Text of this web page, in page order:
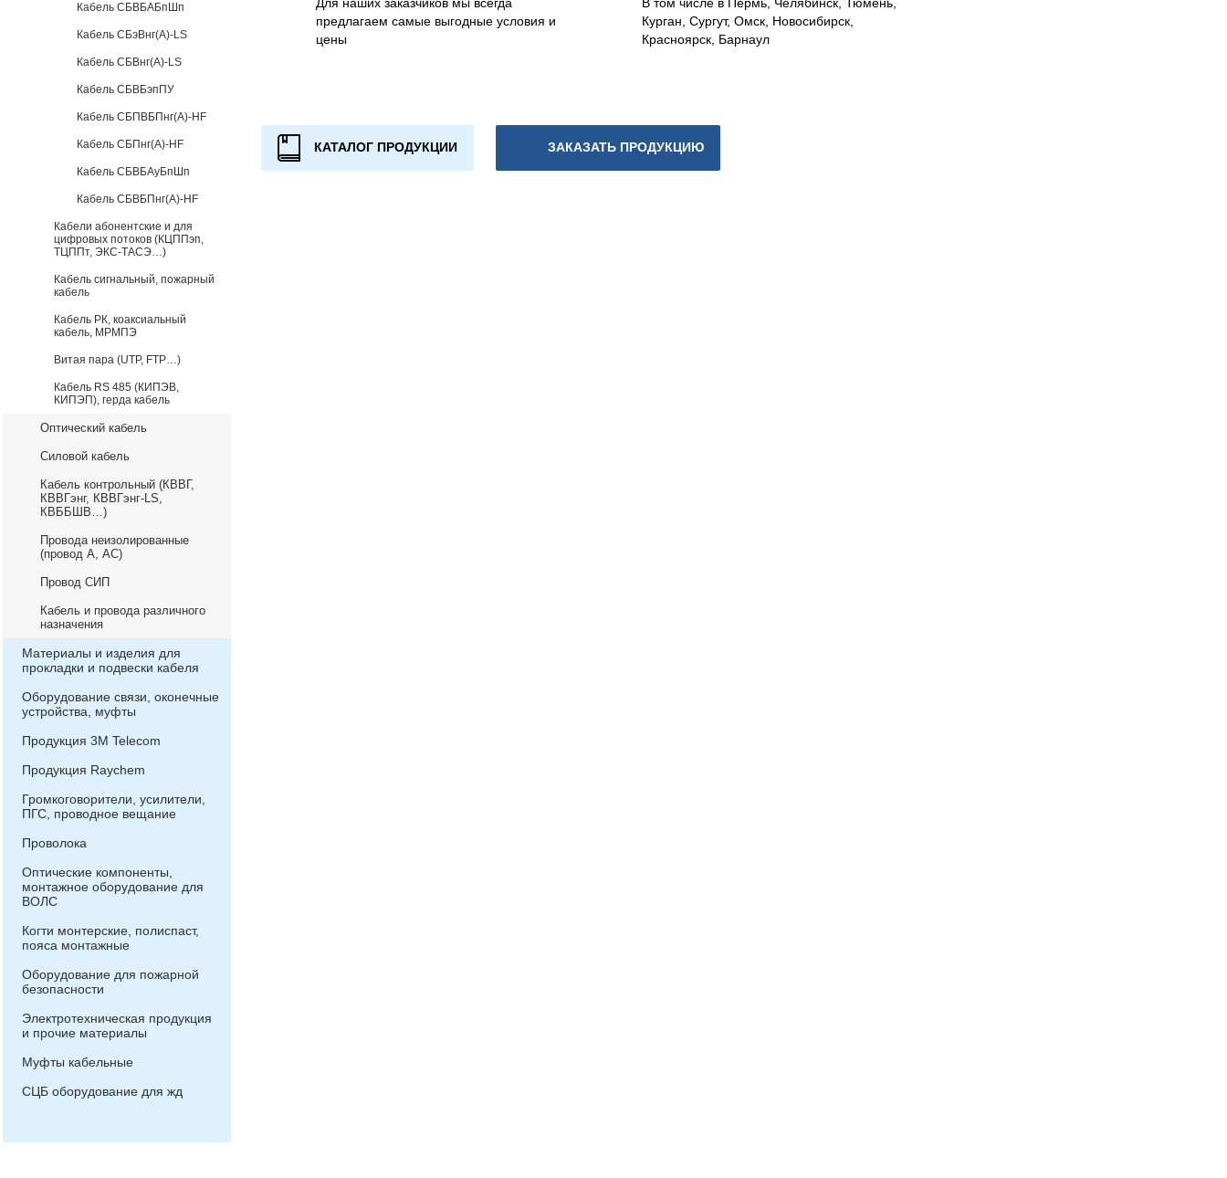
Кабель СБВБАБпШп
Кабель СБэВнг(А)-LS
Кабель СБВнг(А)-LS
Кабель СБВБэпПУ
Кабель СБПВБПнг(А)-HF
Кабель СБПнг(А)-HF
Кабель СБВБАуБпШп
Кабель СБВБПнг(А)-HF
Кабели абонентские и для
цифровых потоков (КЦППэп,
ТЦППт, ЭКС-ТАСЭ…)
Кабель сигнальный, пожарный
кабель
Кабель РК, коаксиальный
кабель, МРМПЭ
Витая пара (UTP, FTP…)
Кабель RS 485 (КИПЭВ,
КИПЭП), герда кабель
Оптический кабель
Силовой кабель
Кабель контрольный (КВВГ,
КВВГэнг, КВВГэнг-LS,
КВББШВ…)
Провода неизолированные
(провод А, АС)
Провод СИП
Кабель и провода различного
назначения
Материалы и изделия для
прокладки и подвески кабеля
Оборудование связи, оконечные
устройства, муфты
Продукция 3М Telecom
Продукция Raychem
Громкоговорители, усилители,
ПГС, проводное вещание
Проволока
Оптические компоненты,
монтажное оборудование для
ВОЛС
Когти монтерские, полиспаст,
пояса монтажные
Оборудование для пожарной
безопасности
Электротехническая продукция
и прочие материалы
Муфты кабельные
СЦБ оборудование для жд
предлагаем самые выгодные условия и
цены
Курган, Сургут, Омск, Новосибирск,
Красноярск, Барнаул
КАТАЛОГ ПРОДУКЦИИ ЗАКАЗАТЬ ПРОДУКЦИЮ